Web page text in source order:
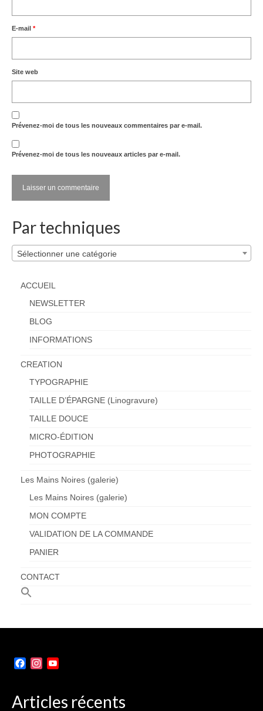
E-mail *
Site web
Prévenez-moi de tous les nouveaux commentaires par e-mail.
Prévenez-moi de tous les nouveaux articles par e-mail.
Par techniques
Sélectionner une catégorie
ACCUEIL
NEWSLETTER
BLOG
INFORMATIONS
CREATION
TYPOGRAPHIE
TAILLE D’ÉPARGNE (Linogravure)
TAILLE DOUCE
MICRO-ÉDITION
PHOTOGRAPHIE
Les Mains Noires (galerie)
Les Mains Noires (galerie)
MON COMPTE
VALIDATION DE LA COMMANDE
PANIER
CONTACT
FacebookInstagram
Articles récents